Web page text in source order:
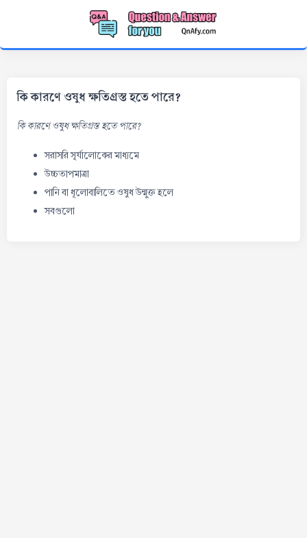
কি কারণে ওষুধ ক্ষতিগ্রস্ত হতে পারে?
কি কারণে ওষুধ ক্ষতিগ্রস্ত হতে পারে?
সরাসরি সূর্যালোকের মাধ্যমে
উচ্চতাপমাত্রা
পানি বা ধূলোবালিতে ওষুধ উন্মুক্ত হলে
সবগুলো